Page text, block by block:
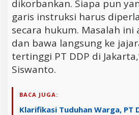
dikorbankan. Siapa pun
garis instruksi harus
secara hukum. Masalah ini
dan bawa langsung ke
tertinggi PT DDP di
Siswanto.
BACA JUGA:
Klarifikasi Tuduhan Warga, PT